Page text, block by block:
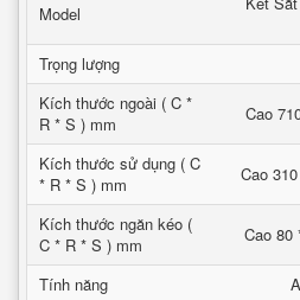
Model
Trọng lượng
Kích thước ngoài ( C *
R * S ) mm
Cao
Kích thước sử dụng ( C
* R * S ) mm
Cao
Kích thước ngăn kéo (
C * R * S ) mm
Cao 80
Tính năng